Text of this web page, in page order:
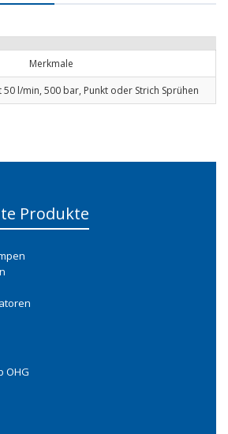
Merkmale
l/min, 500 bar, Punkt oder Strich Sprühen
Produkte
OHG